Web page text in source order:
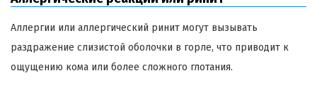
Аллергии или аллергический ринит могут вызывать
раздражение слизистой оболочки в горле, что приводит к
ощущению кома или более сложного глотания.